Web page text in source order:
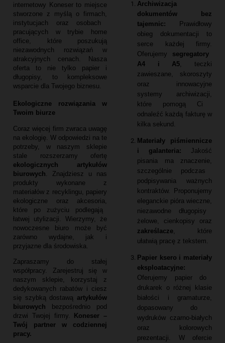
internetowy Koneser to miejsce
stworzone z myślą o firmach,
instytucjach oraz osobach
pracujących w trybie home
office,
które poszukują
niezawodnych rozwiązań w
atrakcyjnych cenach.
Nasza
oferta to nie tylko papier i
długopisy,
to kompleksowe
wsparcie dla Twojego biznesu.
Ekologiczne rozwiązania w
Twoim biurze
Coraz więcej firm zwraca uwagę
na ekologię. W odpowiedzi na te
potrzeby,
w naszym sklepie
stale rozszerzamy ofertę
ekologicznych artykułów
biurowych
Znajdziesz u nas
produkty wykonane z
materiałów z recyklingu,
papiery
ekologiczne oraz akcesoria,
które po zużyciu podlegają
łatwej utylizacji.
Wierzymy,
że
nowoczesne biuro może być
zarówno wydajne,
jak i
przyjazne dla środowiska.
Zapraszamy do stałej
współpracy.
Zarejestruj się w
naszym sklepie,
korzystaj z
dedykowanych rabatów i ciesz
się szybką dostawą artykułów
biurowych bezpośrednio pod
drzwi Twojej firmy.
Koneser –
Twój partner w codziennej
pracy.
Archiwizacja
dokumentów bez
tajemnic: Prawidłowy
obieg dokumentacji to
serce każdej firmy.
Oferujemy segregatory
A4 i A5
teczki
zawieszane,
skoroszyty
oraz innowacyjne
systemy archiwizacji,
które pomogą Ci
odnaleźć każdą fakturę w
kilka sekund.
Materiały piśmiennicze
i galanteria: Jakość
pisania ma znaczenie,
szczególnie podczas
podpisywania ważnych
kontraktów.
Proponujemy
eleganckie pióra wieczne,
niezawodne długopisy
żelowe,
cienkopisy oraz
zakreślacze
które
ułatwią pracę z tekstem.
Papier ksero i materiały
eksploatacyjne:
Oferujemy papier do
drukarek o różnej klasie
białości i gramaturze,
dopasowany do
wydruków czarno-białych
oraz kolorowych
prezentacji.
W ofercie